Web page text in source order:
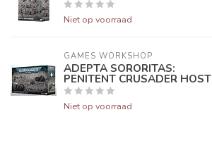
Niet op voorraad
GAMES WORKSHOP
ADEPTA SORORITAS:
PENITENT CRUSADER HOST
Niet op voorraad